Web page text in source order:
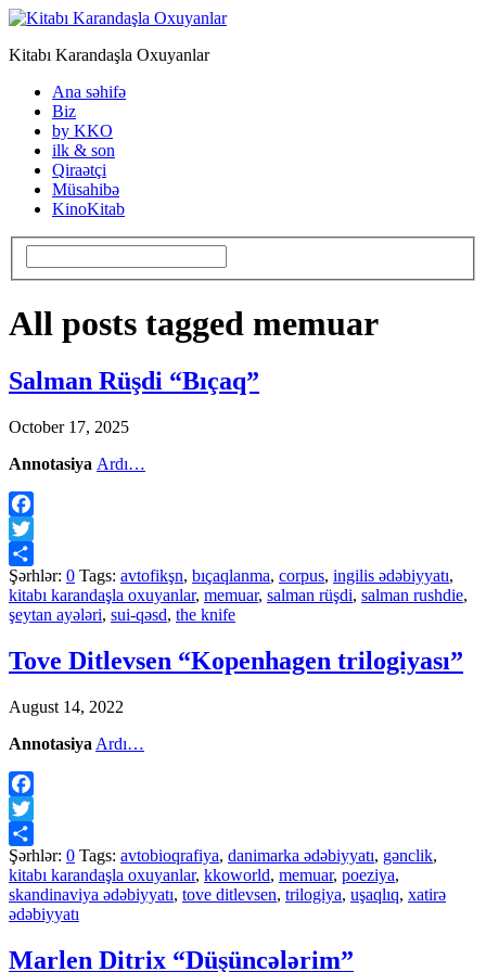
Kitabı Karandaşla Oxuyanlar
Ana səhifə
Biz
by KKO
ilk & son
Qiraətçi
Müsahibə
KinoKitab
All posts tagged memuar
Salman Rüşdi “Bıçaq”
October 17, 2025
Annotasiya Ardı…
Facebook
Twitter
Share
Şərhlər: 0 Tags: avtofikşn, bıçaqlanma, corpus, ingilis ədəbiyyatı,
kitabı karandaşla oxuyanlar, memuar, salman rüşdi, salman rushdie,
şeytan ayələri, sui-qəsd, the knife
Tove Ditlevsen “Kopenhagen trilogiyası”
August 14, 2022
Annotasiya Ardı…
Facebook
Twitter
Share
Şərhlər: 0 Tags: avtobioqrafiya, danimarka ədəbiyyatı, gənclik,
kitabı karandaşla oxuyanlar, kkoworld, memuar, poeziya,
skandinaviya ədəbiyyatı, tove ditlevsen, trilogiya, uşaqlıq, xatirə
ədəbiyyatı
Marlen Ditrix “Düşüncələrim”